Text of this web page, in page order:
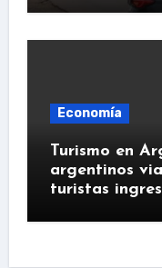
Economía
Turismo en
argentinos
turistas